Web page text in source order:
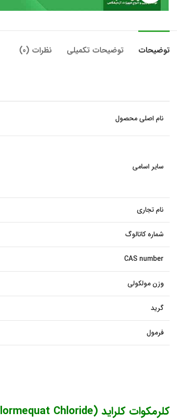
توضیحات توضیحات تکمیلی نظرات (0)
نام اصلی محصول
سایر اسامی
نام تجاری
شماره کاتالوگ
CAS number
وزن مولکولی
گرید
فرمول
کلرمکوات کلراید (Chlormequat Chloride): بررسی جامع و کاربردها